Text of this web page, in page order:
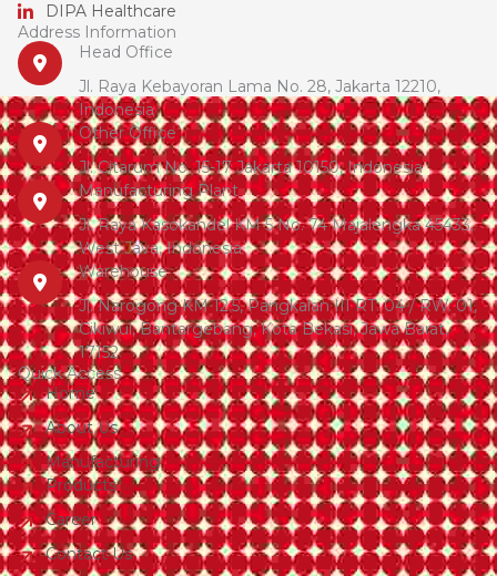
DIPA Healthcare
Address Information
Head Office
Jl. Raya Kebayoran Lama No. 28, Jakarta 12210,
Indonesia
Other Office
Jl. Citarum No. 15-17 Jakarta 10150, Indonesia
Manufacturing Plant
Jl. Raya Kasokandel KM 5 No. 74 Majalengka 45433,
West Java, Indonesia
Warehouse
Jl. Narogong KM 12.5, Pangkalan III RT. 04 / RW. 01,
Cikiwul, Bantargebang, Kota Bekasi, Jawa Barat,
17152
Quick Access
Home
About Us
Manufacturing
Products
Career
Contact Us